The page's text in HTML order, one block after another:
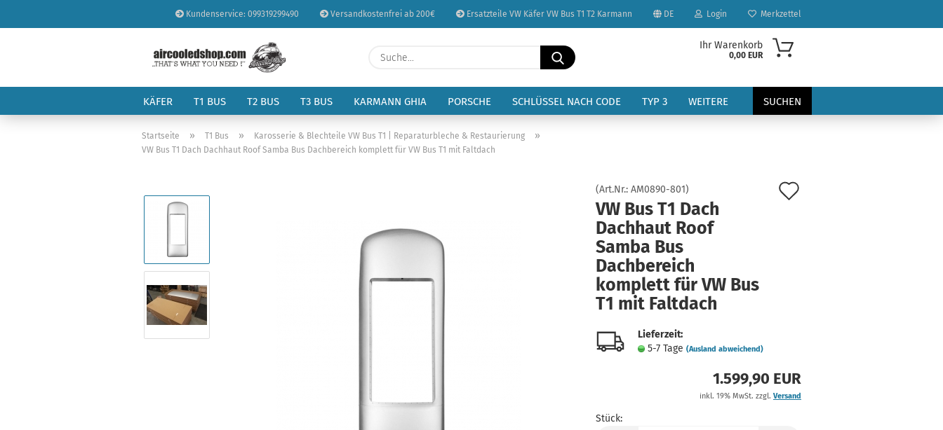
Kundenservice: 099319299490 Versandkostenfrei ab 200€ Ersatzteile VW Käfer VW Bus T1 T2 Karmann DE
Sprache auswählen
Lieferland
Login
Konto erstellen
Passwort vergessen?
Merkzettel
Suche...
Ihr Warenkorb
0,00 EUR
KÄFER T1 BUS T2 BUS T3 BUS KARMANN GHIA PORSCHE SCHLÜSSEL NACH CODE TYP 3 SUCHEN
WEITERE
Startseite » T1 Bus » Karosserie & Blechteile VW Bus T1 | Reparaturbleche & Restaurierung »
VW Bus T1 Dach Dachhaut Roof Samba Bus Dachbereich komplett für VW Bus T1 mit Faltdach
(Art.Nr.: AM0890-801)
VW Bus T1 Dach
Dachhaut Roof
Samba Bus
Dachbereich
komplett für VW Bus
T1 mit Faltdach
Lieferzeit:
5-7 Tage (Ausland abweichend)
1.599,90 EUR
inkl. 19% MwSt. zzgl. Versand
Stück: